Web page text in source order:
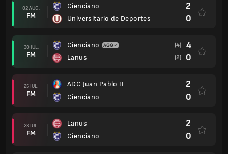
02 AUG.
FM
Cienciano
Universitario de Deportes
2
0
30 IUL.
FM
Cienciano
Lanus
(4) 4
(2) 0
25 IUL.
FM
ADC Juan Pablo II
Cienciano
2
0
23 IUL.
FM
Lanus
Cienciano
2
0